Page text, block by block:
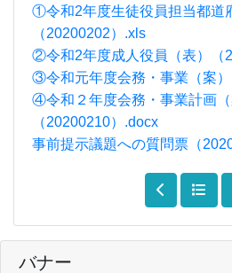
バナー
①令和2年度生徒役員担当都道
（20200202）.xls
②令和2年度成人役員（表）（
③令和元年度会務・事業（案
④令和２年度会務・事業計画（
（20200210）.docx
事前提示議題への質問票（